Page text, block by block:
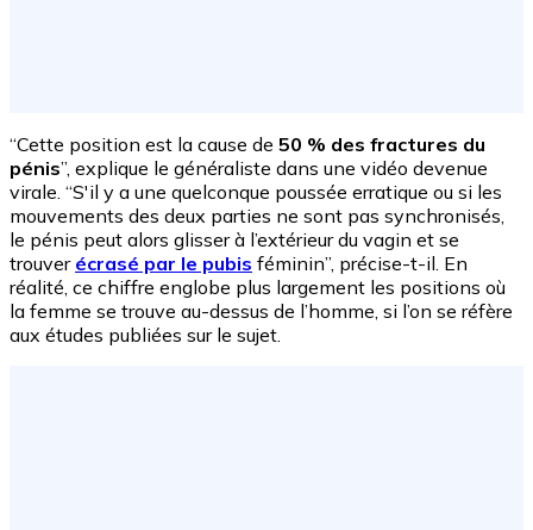
“Cette position est la cause de 50 % des fractures du
pénis”, explique le généraliste dans une vidéo devenue
virale. “S'il y a une quelconque poussée erratique ou si les
mouvements des deux parties ne sont pas synchronisés,
le pénis peut alors glisser à l’extérieur du vagin et se
trouver écrasé par le pubis féminin”, précise-t-il. En
réalité, ce chiffre englobe plus largement les positions où
la femme se trouve au-dessus de l’homme, si l’on se réfère
aux études publiées sur le sujet.